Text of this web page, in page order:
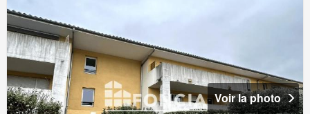
Voir la photo